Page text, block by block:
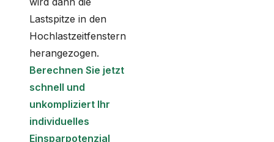
Lastspitze in den
Hochlastzeitfenstern
herangezogen.
Berechnen Sie jetzt
schnell und
unkompliziert Ihr
individuelles
Einsparpotenzial